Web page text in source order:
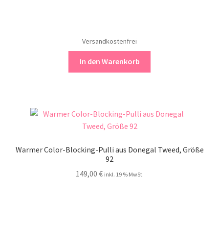
Versandkostenfrei
In den Warenkorb
Warmer Color-Blocking-Pulli aus Donegal Tweed, Größe
92
149,00 € inkl. 19 % MwSt.